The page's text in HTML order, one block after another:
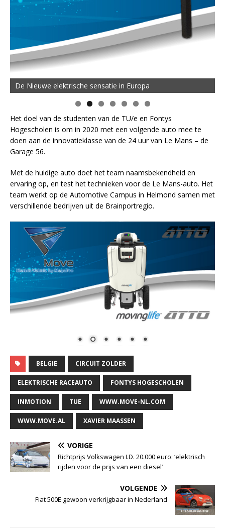
De Nieuwe elektrische sensatie in Europa
Het doel van de studenten van de TU/e en Fontys
Hogescholen is om in 2020 met een volgende auto mee te
doen aan de innovatieklasse van de 24 uur van Le Mans – de
Garage 56.
Met de huidige auto doet het team naamsbekendheid en
ervaring op, en test het technieken voor de Le Mans-auto. Het
team werkt op de Automotive Campus in Helmond samen met
verschillende bedrijven uit de Brainportregio.
BELGIE CIRCUIT ZOLDER
ELEKTRISCHE RACEAUTO FONTYS HOGESCHOLEN
INMOTION TUE WWW.MOVE-NL.COM
WWW.MOVE.AL XAVIER MAASSEN
VORIGE
Richtprijs Volkswagen I.D. 20.000 euro: ‘elektrisch
rijden voor de prijs van een diesel’
VOLGENDE
Fiat 500E gewoon verkrijgbaar in Nederland